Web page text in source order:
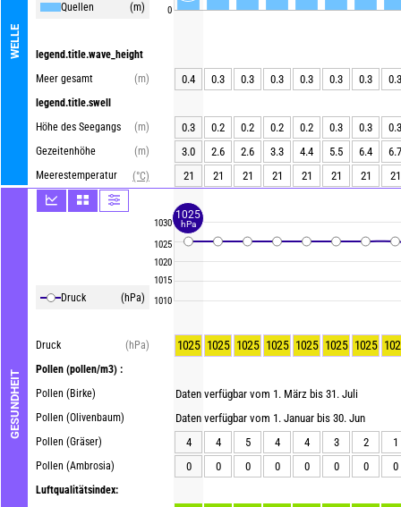
WELLE
Quellen (m)
legend.title.wave_height
Meer gesamt
(m)
legend.title.swell
Höhe des Seegangs
(m)
Gezeitenhöhe
(m)
Meerestemperatur
(°C)
GESUNDHEIT
Druck (hPa)
Druck
(hPa)
Pollen (pollen/m3) :
Pollen (Birke)
Pollen (Olivenbaum)
Pollen (Gräser)
Pollen (Ambrosia)
Luftqualitätsindex:
0
1030
1025
1020
1015
1010
0.4 0.3 0.3 0.3 0.3 0.3 0.3 0.3
0.3 0.2 0.2 0.2 0.2 0.3 0.3
0.3
3.0
2.6 2.6 3.3 4.4 5.5 6.4
6.7
21
21 21 21 21 21 21 21
1025 1025 1025 1025 1025 1025 1025
Daten verfügbar vom 1. März bis 31. Juli
Daten verfügbar vom 1. Januar bis 30. Jun
4
4 5 4 4 3 2
1
0
0 0 0 0 0 0 0
1025
hPa